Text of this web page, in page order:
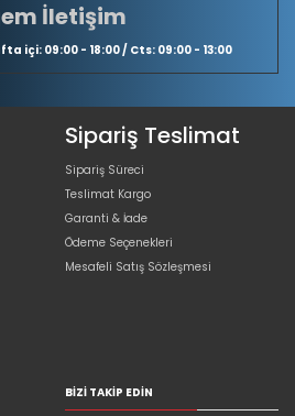
İletişim
içi: 09:00 - 18:00 / Cts: 09:00 - 13:00
Sipariş Teslimat
Sipariş Süreci
Teslimat Kargo
Garanti & İade
Ödeme Seçenekleri
Mesafeli Satış Sözleşmesi
BIZI TAKIP EDIN